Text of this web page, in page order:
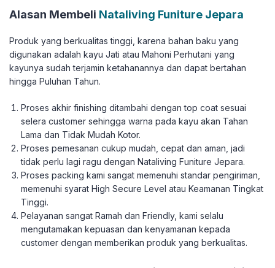
Alasan Membeli Nataliving Funiture Jepara
Produk yang berkualitas tinggi, karena bahan baku yang
digunakan adalah kayu Jati atau Mahoni Perhutani yang
kayunya sudah terjamin ketahanannya dan dapat bertahan
hingga Puluhan Tahun.
Proses akhir finishing ditambahi dengan top coat sesuai
selera customer sehingga warna pada kayu akan Tahan
Lama dan Tidak Mudah Kotor.
Proses pemesanan cukup mudah, cepat dan aman, jadi
tidak perlu lagi ragu dengan Nataliving Funiture Jepara.
Proses packing kami sangat memenuhi standar pengiriman,
memenuhi syarat High Secure Level atau Keamanan Tingkat
Tinggi.
Pelayanan sangat Ramah dan Friendly, kami selalu
mengutamakan kepuasan dan kenyamanan kepada
customer dengan memberikan produk yang berkualitas.